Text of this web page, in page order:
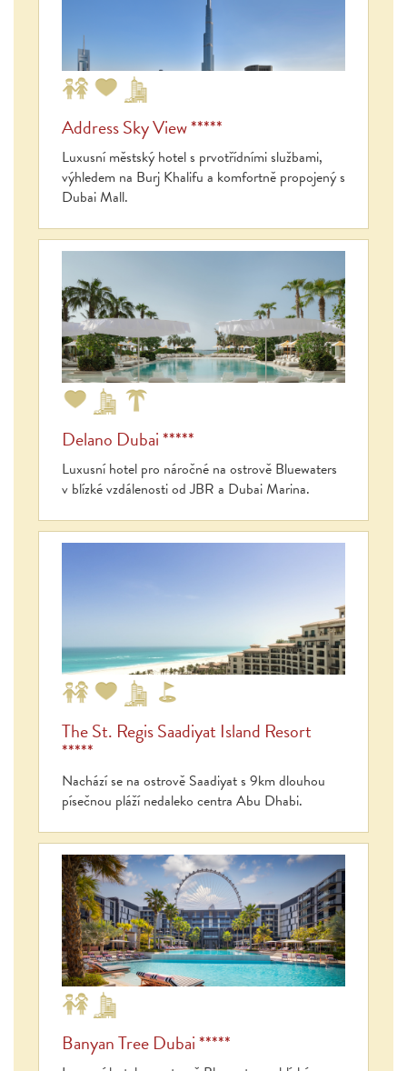
Address Sky View *****
Luxusní městský hotel s prvotřídními službami,
výhledem na Burj Khalifu a komfortně propojený s
Dubai Mall.
Delano Dubai *****
Luxusní hotel pro náročné na ostrově Bluewaters
v blízké vzdálenosti od JBR a Dubai Marina.
The St. Regis Saadiyat Island Resort
*****
Nachází se na ostrově Saadiyat s 9km dlouhou
písečnou pláží nedaleko centra Abu Dhabi.
Banyan Tree Dubai *****